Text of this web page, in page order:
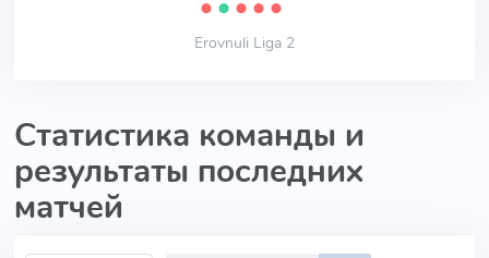
⬤ ⬤ ⬤ ⬤ ⬤
Erovnuli Liga 2
Статистика команды и
результаты последних
матчей